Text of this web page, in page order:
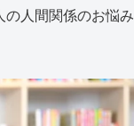
の人間関係のお悩み